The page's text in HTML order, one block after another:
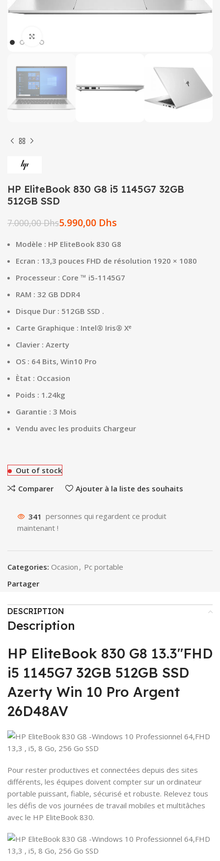
HP EliteBook 830 G8 i5 1145G7 32GB
512GB SSD
7.000,00Dhs5.990,00 Dhs
Modèle : HP EliteBook 830 G8
Ecran : 13,3 pouces FHD de résolution 1920 × 1080
Processeur : Core ™ i5-1145G7
RAM : 32 GB DDR4
Disque Dur : 512GB SSD .
Carte Graphique : Intel® Iris® Xᵉ
Clavier : Azerty
OS : 64 Bits, Win10 Pro
Ètat : Occasion
Poids : 1.24kg
Garantie : 3 Mois
Vendu avec les produits Chargeur
Out of stock
Comparer
Ajouter à la liste des souhaits
341 personnes qui regardent ce produit
maintenant !
Categories: Ocasion , Pc portable
Partager
DESCRIPTION
Description
HP EliteBook 830 G8 13.3″FHD
i5 1145G7 32GB 512GB SSD
Azerty Win 10 Pro Argent
26D48AV
Pour rester productives et connectées depuis des sites
différents, les équipes doivent compter sur un ordinateur
portable puissant, fiable, sécurisé et robuste. Relevez tous
les défis de vos journées de travail mobiles et multitâches
avec le HP EliteBook 830.